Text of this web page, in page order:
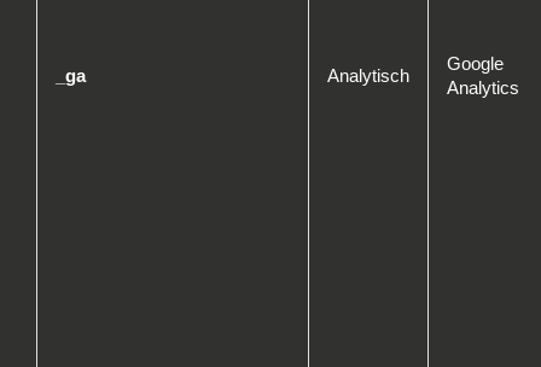
_ga Analytisch
Google
Analytics